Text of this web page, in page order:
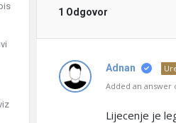
1 Odgovor
Adnan
Added an answer
Lijecenje je